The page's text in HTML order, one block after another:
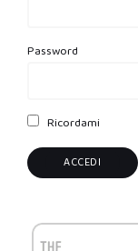
Password
Ricordami